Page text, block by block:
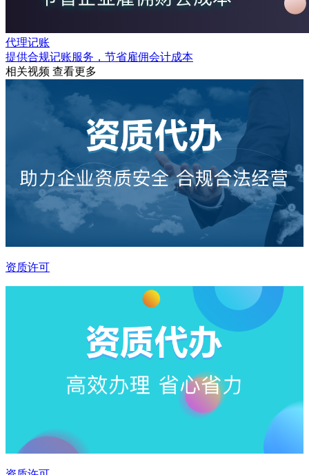
代理记账
提供合规记账服务，节省雇佣会计成本
相关视频 查看更多
资质许可